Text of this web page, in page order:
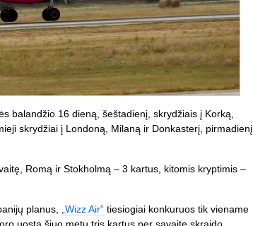
balandžio 16 dieną, šeštadienį, skrydžiais į Korką,
skrydžiai į Londoną, Milaną ir Donkasterį, pirmadienį
Romą ir Stokholmą – 3 kartus, kitomis kryptimis –
planus, „Wizz Air” tiesiogiai konkuruos tik viename